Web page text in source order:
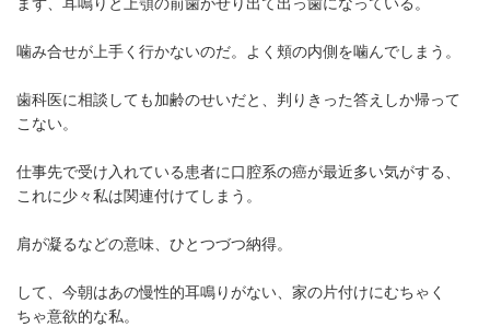
噛み合せが上手く行かないのだ。よく頬の内側を噛んでしまう。
歯科医に相談しても加齢のせいだと、判りきった答えしか帰って
こない。
仕事先で受け入れている患者に口腔系の癌が最近多い気がする、
これに少々私は関連付けてしまう。
肩が凝るなどの意味、ひとつづつ納得。
して、今朝はあの慢性的耳鳴りがない、家の片付けにむちゃく
ちゃ意欲的な私。